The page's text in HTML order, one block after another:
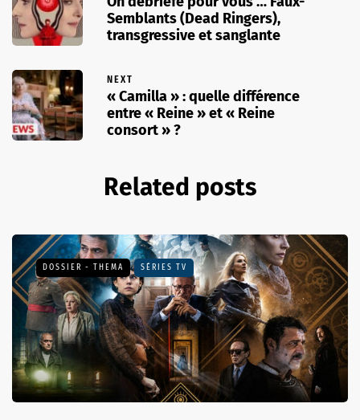
Semblants (Dead Ringers),
transgressive et sanglante
NEXT
« Camilla » : quelle différence
entre « Reine » et « Reine
consort » ?
Related posts
DOSSIER - THEMA SÉRIES TV